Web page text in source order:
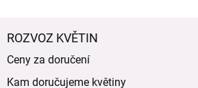
ROZVOZ KVĚTIN
Ceny za doručení
Kam doručujeme květiny